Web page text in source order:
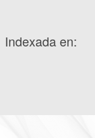
Indexada en: